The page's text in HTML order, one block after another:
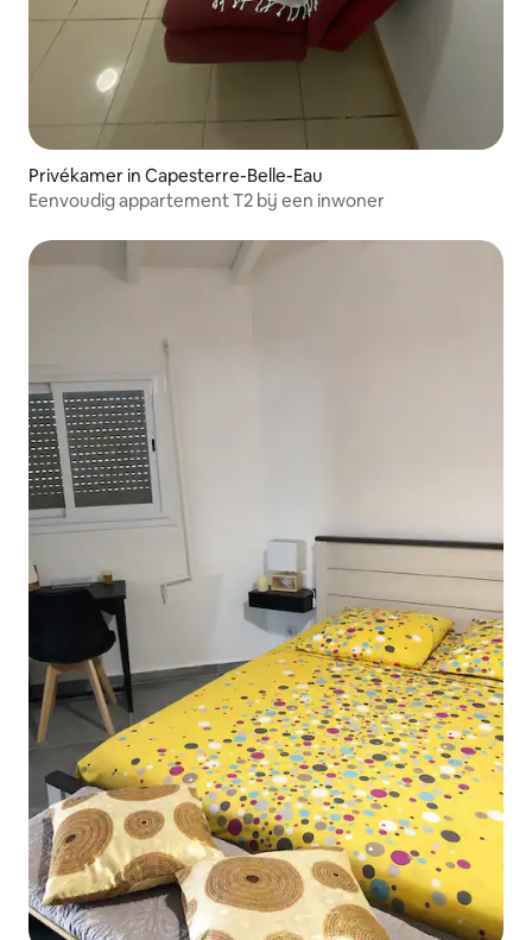
Privékamer in Capesterre-Belle-Eau
Eenvoudig appartement T2 bij een inwoner